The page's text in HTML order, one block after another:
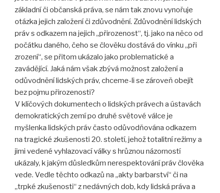
základní či občanská práva, se nám tak znovu vynořuje
otázka jejich založení či zdůvodnění. Zdůvodnění lidských
práv s odkazem na jejich „přirozenost“, tj. jako na něco od
počátku daného, čeho se člověku dostává do vínku „při
zrození“, se přitom ukázalo jako problematické a
zavádějící. Jaká nám však zbývá možnost založení a
odůvodnění lidských práv, chceme-li se zároveň obejít
bez pojmu přirozenosti?
V klíčových dokumentech o lidských právech a ústavách
demokratických zemí po druhé světové válce je
myšlenka lidských práv často odůvodňována odkazem
na tragické zkušenosti 20. století, jehož totalitní režimy a
jimi vedené vyhlazovací války s hrůznou názorností
ukázaly, k jakým důsledkům nerespektování práv člověka
vede. Vedle těchto odkazů na „akty barbarství“ či na
„trpké zkušenosti“ z nedávných dob, kdy lidská práva a